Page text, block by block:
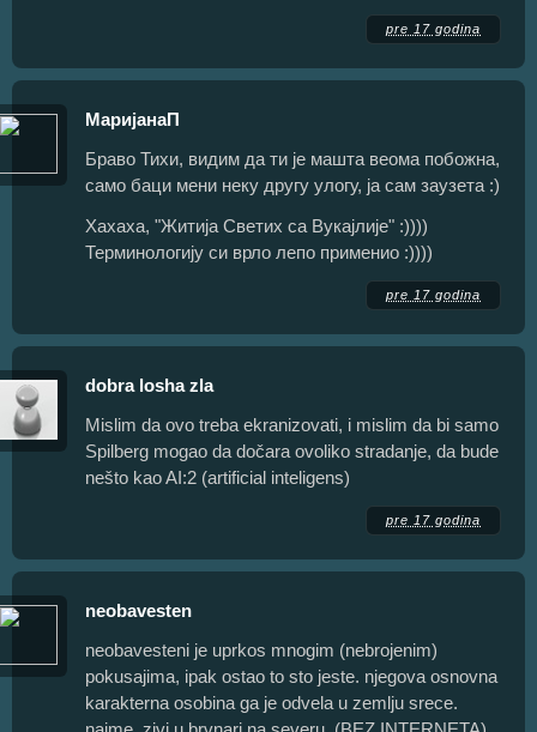
pre 17 godina
МаријанаП
Браво Тихи, видим да ти је машта веома побожна,
само баци мени неку другу улогу, ја сам заузета :)
Хахаха, "Житија Светих са Вукајлије" :))))
Терминологију си врло лепо применио :))))
pre 17 godina
dobra losha zla
Mislim da ovo treba ekranizovati, i mislim da bi samo
Spilberg mogao da dočara ovoliko stradanje, da bude
nešto kao AI:2 (artificial inteligens)
pre 17 godina
neobavesten
neobavesteni je uprkos mnogim (nebrojenim)
pokusajima, ipak ostao to sto jeste. njegova osnovna
karakterna osobina ga je odvela u zemlju srece.